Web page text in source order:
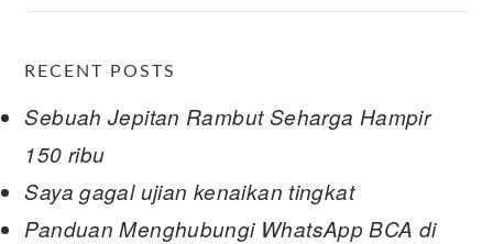
RECENT POSTS
Sebuah Jepitan Rambut Seharga Hampir
150 ribu
Saya gagal ujian kenaikan tingkat
Panduan Menghubungi WhatsApp BCA di